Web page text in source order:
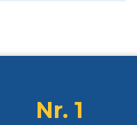
Nr. 1